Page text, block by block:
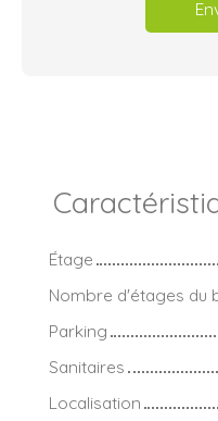
Étage
Nombre d'étages du
Parking
Sanitaires
Localisation